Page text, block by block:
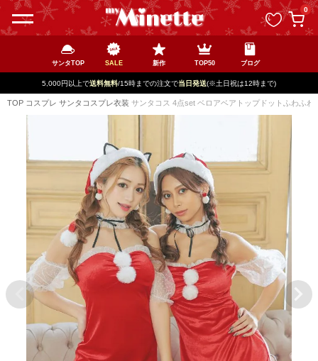
0
サンタTOP SALE 新作 TOP50 ブログ
5,000円以上で送料無料/15時までの注文で当日発送(※土日祝は12時まで)
TOP コスプレ サンタコスプレ衣装 サンタコス 4点set ベロアベアトップドットふわふ
ペー
ジト
ップ